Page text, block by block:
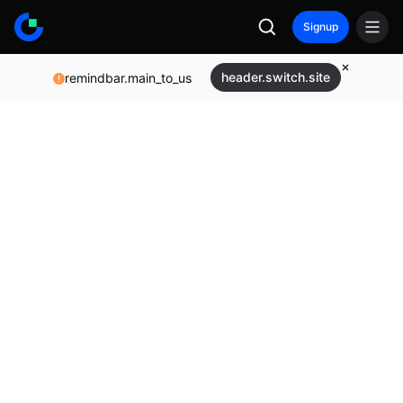
Signup
remindbar.main_to_us header.switch.site